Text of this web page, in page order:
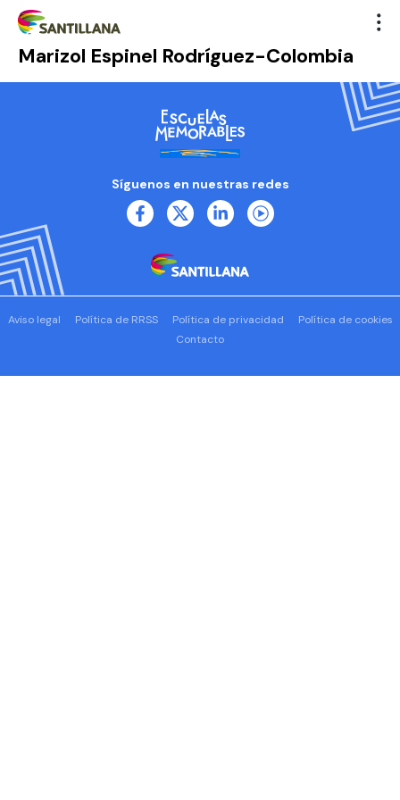
Marizol Espinel Rodríguez-Colombia
Síguenos en nuestras redes
Aviso legal Política de RRSS Política de privacidad
Política de cookies
Contacto